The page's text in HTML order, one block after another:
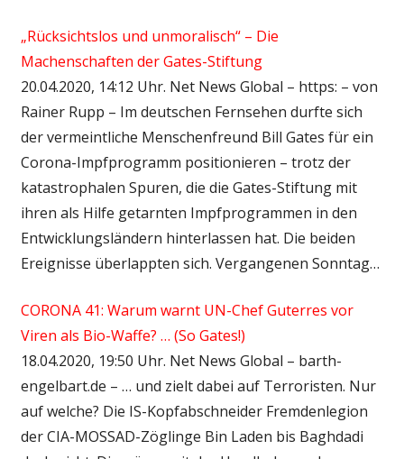
„Rücksichtslos und unmoralisch“ – Die
Machenschaften der Gates-Stiftung
20.04.2020, 14:12 Uhr. Net News Global – https: – von
Rainer Rupp – Im deutschen Fernsehen durfte sich
der vermeintliche Menschenfreund Bill Gates für ein
Corona-Impfprogramm positionieren – trotz der
katastrophalen Spuren, die die Gates-Stiftung mit
ihren als Hilfe getarnten Impfprogrammen in den
Entwicklungsländern hinterlassen hat. Die beiden
Ereignisse überlappten sich. Vergangenen Sonntag…
CORONA 41: Warum warnt UN-Chef Guterres vor
Viren als Bio-Waffe? … (So Gates!)
18.04.2020, 19:50 Uhr. Net News Global – barth-
engelbart.de – … und zielt dabei auf Terroristen. Nur
auf welche? Die IS-Kopfabschneider Fremdenlegion
der CIA-MOSSAD-Zöglinge Bin Laden bis Baghdadi